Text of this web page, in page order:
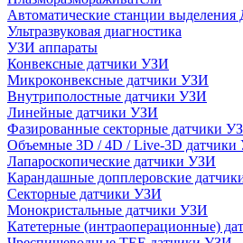
Автоматические станции
Ультразвуковая диагностика
УЗИ аппараты
Конвексные датчики УЗИ
Микроконвексные датчики УЗИ
Внутриполостные датчики УЗИ
Линейные датчики УЗИ
Фазированные секторные датчики
Объемные 3D / 4D / Live-3D датчики
Лапароскопические датчики УЗИ
Карандашные допплеровские
Секторные датчики УЗИ
Монокристальные датчики УЗИ
Катетерные (интраоперационные)